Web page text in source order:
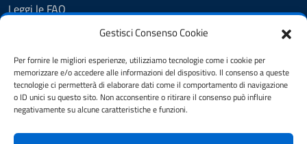
Gestisci Consenso Cookie
Per fornire le migliori esperienze, utilizziamo tecnologie come i cookie per
memorizzare e/o accedere alle informazioni del dispositivo. Il consenso a queste
tecnologie ci permetterà di elaborare dati come il comportamento di navigazione
o ID unici su questo sito. Non acconsentire o ritirare il consenso può influire
negativamente su alcune caratteristiche e funzioni.
Leggi le FAQ
Prenotazione appuntamento
Segnalazione disservizio
Whistleblowing
Amministrazione trasparente
Pubblicità legale
Albo Pretorio
Note legali